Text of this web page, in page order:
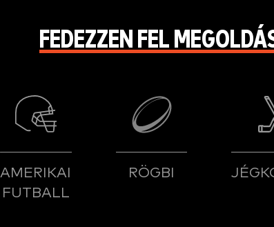
FEDEZZEN FEL
AMERIKAI
FUTBALL
RÖGBI